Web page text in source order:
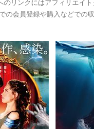
の会員登録や購入などでの